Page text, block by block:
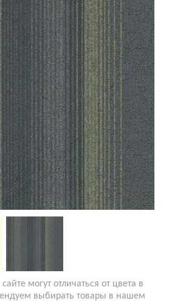
могут отличаться от цвета в
выбирать товары в нашем